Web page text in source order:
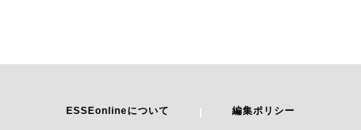
ESSEonlineについて 編集ポリシー